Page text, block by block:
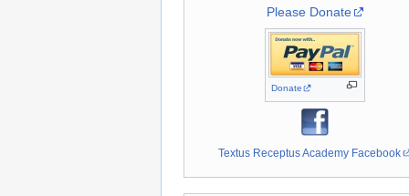
Please Donate
Donate
Textus Receptus Academy Facebook